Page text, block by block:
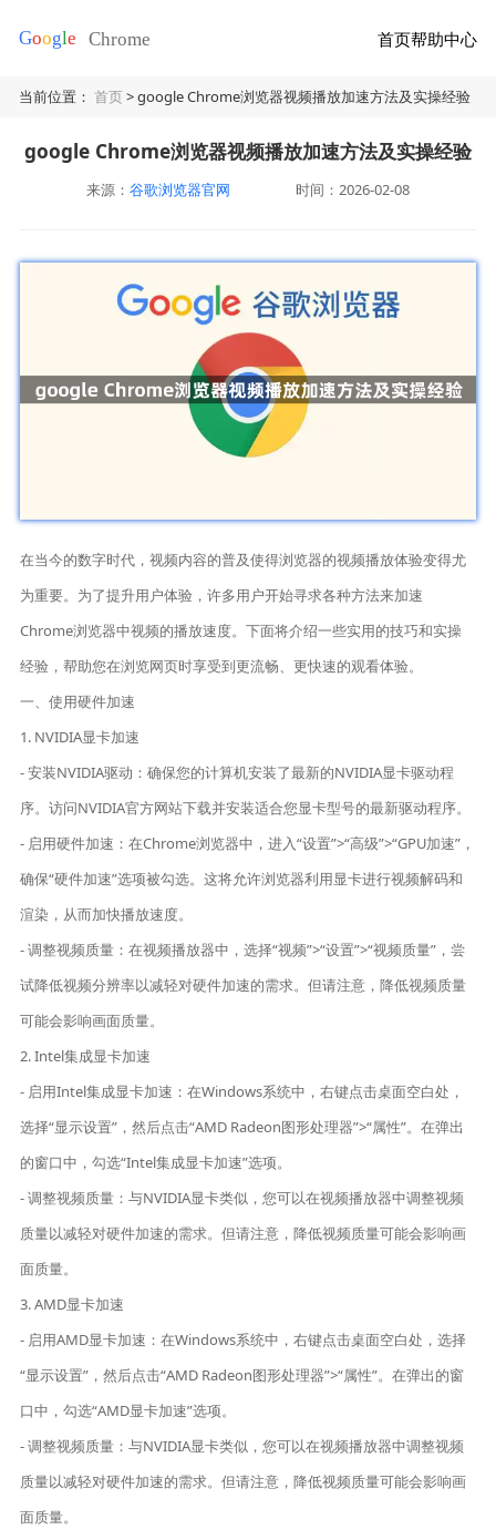
首页帮助中心
当前位置：首页> google Chrome浏览器视频播放加速方法及实操经验
google Chrome浏览器视频播放加速方法及实操经验
来源： 谷歌浏览器官网 时间：2026-02-08
在当今的数字时代，视频内容的普及使得浏览器的视频播放体验变得尤
为重要。为了提升用户体验，许多用户开始寻求各种方法来加速
Chrome浏览器中视频的播放速度。下面将介绍一些实用的技巧和实操
经验，帮助您在浏览网页时享受到更流畅、更快速的观看体验。
一、使用硬件加速
1. NVIDIA显卡加速
- 安装NVIDIA驱动：确保您的计算机安装了最新的NVIDIA显卡驱动程
序。访问NVIDIA官方网站下载并安装适合您显卡型号的最新驱动程序。
- 启用硬件加速：在Chrome浏览器中，进入“设置”>“高级”>“GPU加速”，
确保“硬件加速”选项被勾选。这将允许浏览器利用显卡进行视频解码和
渲染，从而加快播放速度。
- 调整视频质量：在视频播放器中，选择“视频”>“设置”>“视频质量”，尝
试降低视频分辨率以减轻对硬件加速的需求。但请注意，降低视频质量
可能会影响画面质量。
2. Intel集成显卡加速
- 启用Intel集成显卡加速：在Windows系统中，右键点击桌面空白处，
选择“显示设置”，然后点击“AMD Radeon图形处理器”>“属性”。在弹出
的窗口中，勾选“Intel集成显卡加速”选项。
- 调整视频质量：与NVIDIA显卡类似，您可以在视频播放器中调整视频
质量以减轻对硬件加速的需求。但请注意，降低视频质量可能会影响画
面质量。
3. AMD显卡加速
- 启用AMD显卡加速：在Windows系统中，右键点击桌面空白处，选择
“显示设置”，然后点击“AMD Radeon图形处理器”>“属性”。在弹出的窗
口中，勾选“AMD显卡加速”选项。
- 调整视频质量：与NVIDIA显卡类似，您可以在视频播放器中调整视频
质量以减轻对硬件加速的需求。但请注意，降低视频质量可能会影响画
面质量。